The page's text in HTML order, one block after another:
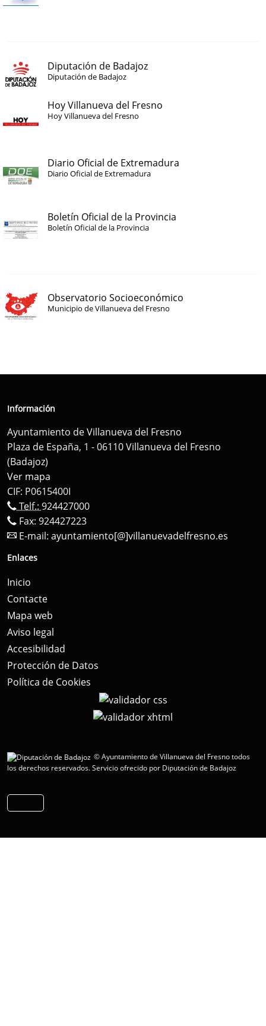
Diputación de Badajoz
Diputación de Badajoz
Hoy Villanueva del Fresno
Hoy Villanueva del Fresno
Diario Oficial de Extremadura
Diario Oficial de Extremadura
Boletín Oficial de la Provincia
Boletín Oficial de la Provincia
Observatorio Socioeconómico
Municipio de Villanueva del Fresno
Información
Ayuntamiento de Villanueva del Fresno
Plaza de España, 1 - 06110 Villanueva del Fresno
(Badajoz)
Ver mapa
CIF: P0615400I
Telf.: 924427000
Fax: 924427223
E-mail: ayuntamiento[@]villanuevadelfresno.es
Enlaces
Inicio
Contacte
Mapa web
Aviso legal
Accesibilidad
Protección de Datos
Política de Cookies
© Ayuntamiento de Villanueva del Fresno todos
los derechos reservados.Servicio ofrecido por Diputación de Badajoz